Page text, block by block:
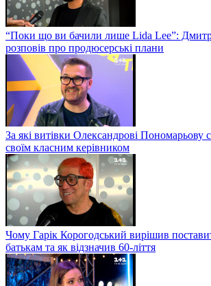
“Поки що ви бачили лише Lida Lee”:
розповів про продюсерські плани
За які витівки Олександрові Пономарьову
своїм класним керівником
Чому Гарік Корогодський вирішив
батькам та як відзначив 60-ліття